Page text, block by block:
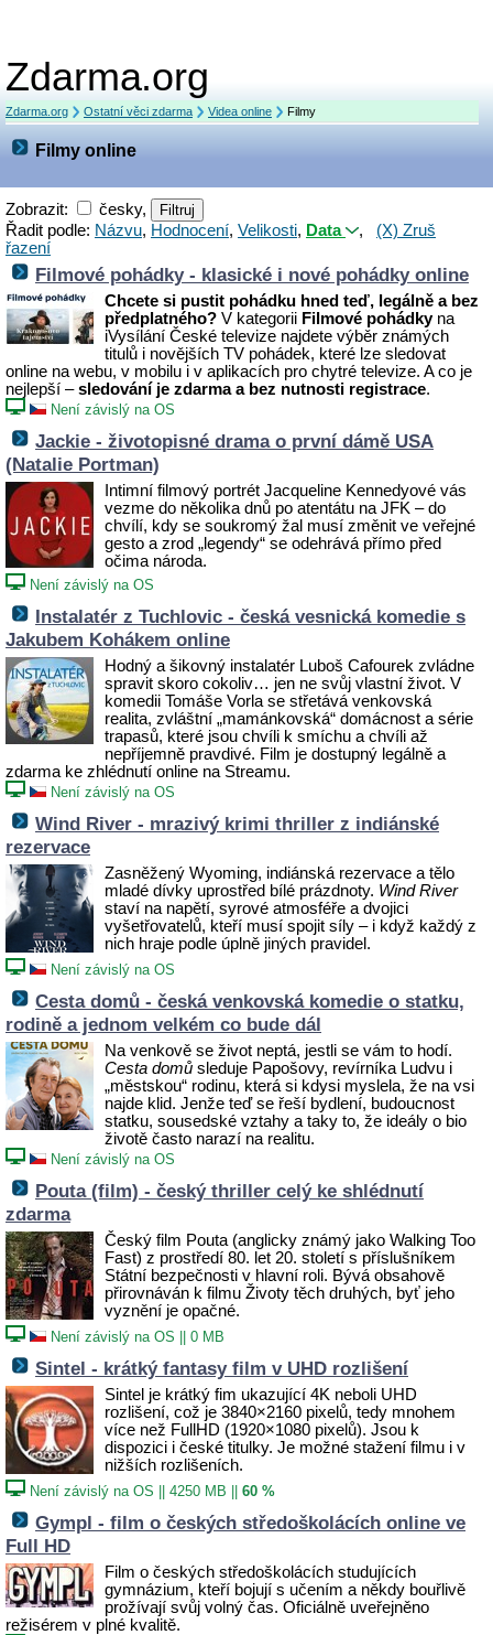
Zdarma.org
Zdarma.org Ostatní věci zdarma Videa online Filmy
Filmy online
Zobrazit:
česky,
Řadit podle: Názvu, Hodnocení, Velikosti, Data , (X) Zruš
řazení
Filmové pohádky - klasické i nové pohádky online
Chcete si pustit pohádku hned teď, legálně a bez
předplatného? V kategorii Filmové pohádkyna
iVysílání České televize najdete výběr známých
titulů i novějších TV pohádek, které lze sledovat
online na webu, v mobilu i v aplikacích pro chytré televize. A co je
nejlepší –sledování je zdarma a bez nutnosti registrace.
Není závislý na OS
Jackie - životopisné drama o první dámě USA
(Natalie Portman)
Intimní filmový portrét Jacqueline Kennedyové vás
vezme do několika dnů po atentátu na JFK – do
chvílí, kdy se soukromý žal musí změnit ve veřejné
gesto a zrod „legendy“ se odehrává přímo před
očima národa.
Není závislý na OS
Instalatér z Tuchlovic - česká vesnická komedie s
Jakubem Kohákem online
Hodný a šikovný instalatér Luboš Cafourek zvládne
spravit skoro cokoliv… jen ne svůj vlastní život. V
komedii Tomáše Vorla se střetává venkovská
realita, zvláštní „mamánkovská“ domácnost a série
trapasů, které jsou chvíli k smíchu a chvíli až
nepříjemně pravdivé. Film je dostupný legálně a
zdarma ke zhlédnutí online na Streamu.
Není závislý na OS
Wind River - mrazivý krimi thriller z indiánské
rezervace
Zasněžený Wyoming, indiánská rezervace a tělo
mladé dívky uprostřed bílé prázdnoty. Wind River
staví na napětí, syrové atmosféře a dvojici
vyšetřovatelů, kteří musí spojit síly – i když každý z
nich hraje podle úplně jiných pravidel.
Není závislý na OS
Cesta domů - česká venkovská komedie o statku,
rodině a jednom velkém co bude dál
Na venkově se život neptá, jestli se vám to hodí.
Cesta domů sleduje Papošovy, revírníka Ludvu i
„městskou“ rodinu, která si kdysi myslela, že na vsi
najde klid. Jenže teď se řeší bydlení, budoucnost
statku, sousedské vztahy a taky to, že ideály o bio
životě často narazí na realitu.
Není závislý na OS
Pouta (film) - český thriller celý ke shlédnutí
zdarma
Český film Pouta (anglicky známý jako Walking Too
Fast) z prostředí 80. let 20. století s příslušníkem
Státní bezpečnosti v hlavní roli. Bývá obsahově
přirovnáván k filmu Životy těch druhých, byť jeho
vyznění je opačné.
Není závislý na OS 0 MB
Sintel - krátký fantasy film v UHD rozlišení
Sintel je krátký fim ukazující 4K neboli UHD
rozlišení, což je 3840×2160 pixelů, tedy mnohem
více než FullHD (1920×1080 pixelů). Jsou k
dispozici i české titulky. Je možné stažení filmu i v
nižších rozlišeních.
Není závislý na OS 4250 MB 60 %
Gympl - film o českých středoškolácích online ve
Full HD
Film o českých středoškolácích studujících
gymnázium, kteří bojují s učením a někdy bouřlivě
prožívají svůj volný čas. Oficiálně uveřejněno
režisérem v plné kvalitě.